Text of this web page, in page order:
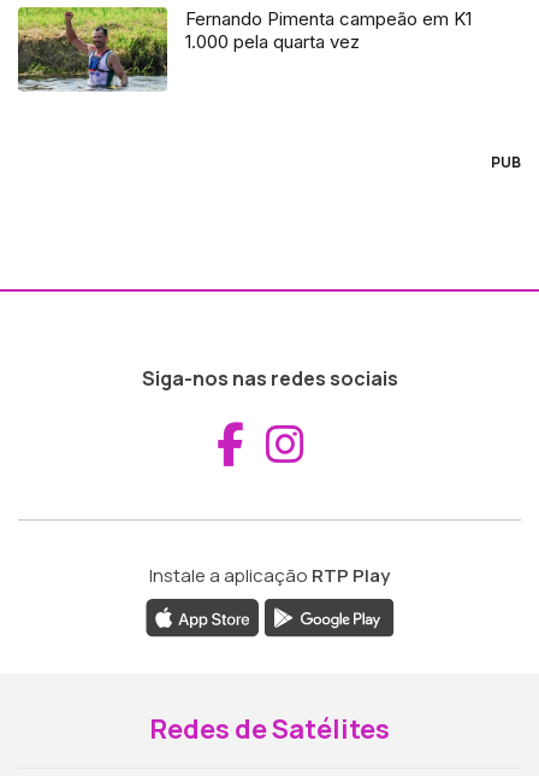
Fernando Pimenta campeão em K1
1.000 pela quarta vez
PUB
Siga-nos nas redes sociais
Aceder ao
Instale a aplicação RTP Play
Redes de Satélites